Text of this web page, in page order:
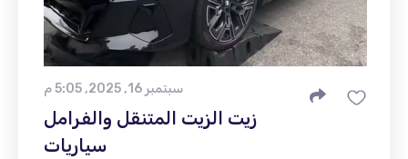
سبتمبر 16, 2025, 5:05 م
زيت الزيت المتنقل والفرامل
سياريات